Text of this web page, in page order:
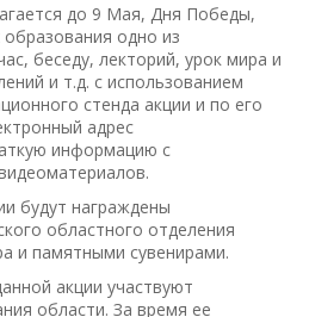
до 9 Мая, Дня Победы,
одно из
беседу, лекторий, урок мира и
и т.д. с использованием
стенда акции и по его
адрес
информацию с
будут награждены
областного отделения
и памятными сувенирами.
акции участвуют
области. За время ее